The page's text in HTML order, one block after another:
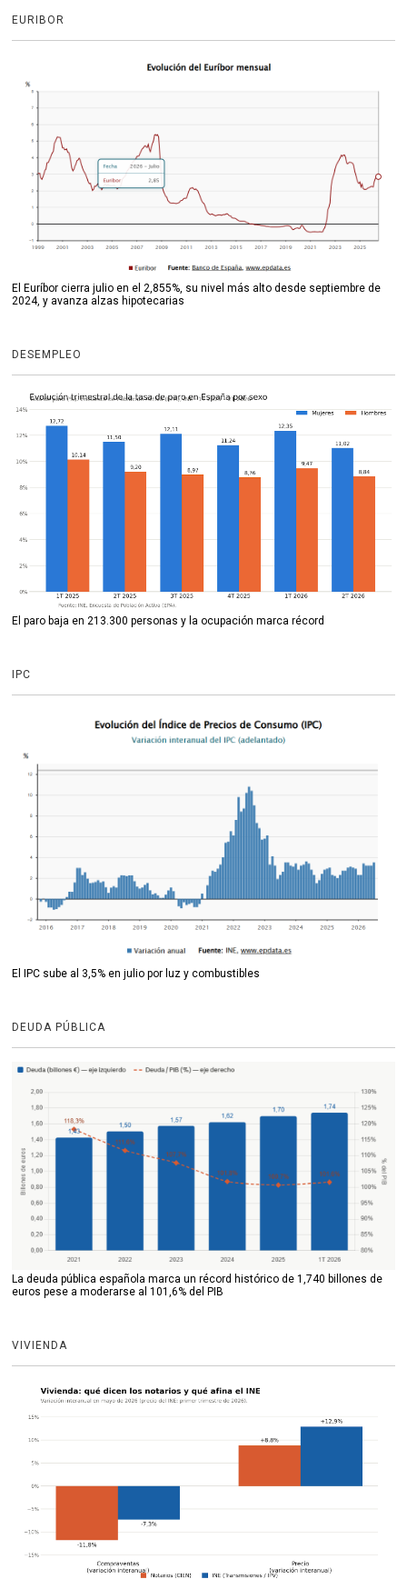
EURIBOR
El Euríbor cierra julio en el 2,855%, su nivel más alto desde septiembre de
2024, y avanza alzas hipotecarias
DESEMPLEO
El paro baja en 213.300 personas y la ocupación marca récord
IPC
El IPC sube al 3,5% en julio por luz y combustibles
DEUDA PÚBLICA
La deuda pública española marca un récord histórico de 1,740 billones de
euros pese a moderarse al 101,6% del PIB
VIVIENDA